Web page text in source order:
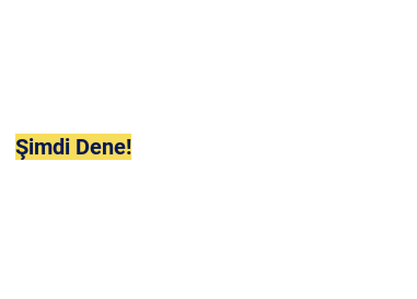
Şimdi Dene!